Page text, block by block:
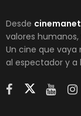
Desde cinemanet
valores
Un cine que
al espectador y a